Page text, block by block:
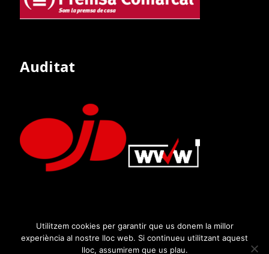
Auditat
Utilitzem cookies per garantir que us donem la millor
experiència al nostre lloc web. Si continueu utilitzant aquest
lloc, assumirem que us plau.